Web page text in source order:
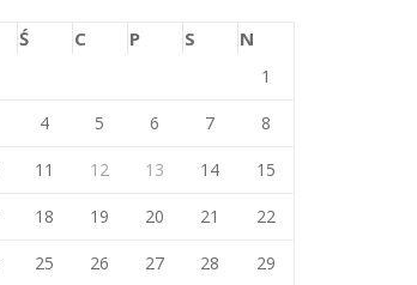
Ś C P S N
1
4 5 6 7 8
11 12 13 14 15
18 19 20 21 22
25 26 27 28 29